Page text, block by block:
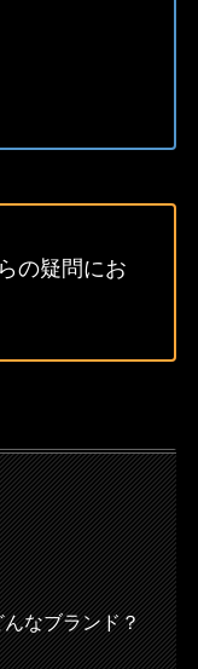
の疑問にお
なブランド？